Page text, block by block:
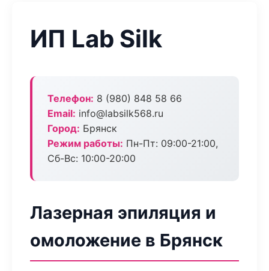
ИП Lab Silk
Телефон: 8 (980) 848 58 66
Email: info@labsilk568.ru
Город: Брянск
Режим работы: Пн-Пт: 09:00-21:00,
Сб-Вс: 10:00-20:00
Лазерная эпиляция и
омоложение в Брянск